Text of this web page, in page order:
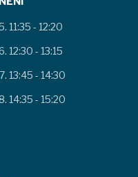
11:35 - 12:20
12:30 - 13:15
13:45 - 14:30
14:35 - 15:20